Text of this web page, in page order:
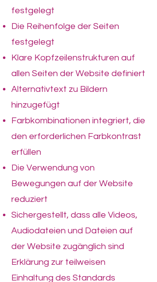
festgelegt
Die Reihenfolge der Seiten
festgelegt
Klare Kopfzeilenstrukturen auf
allen Seiten der Website definiert
Alternativtext zu Bildern
hinzugefügt
Farbkombinationen integriert, die
den erforderlichen Farbkontrast
erfüllen
Die Verwendung von
Bewegungen auf der Website
reduziert
Sichergestellt, dass alle Videos,
Audiodateien und Dateien auf
der Website zugänglich sind
Erklärung zur teilweisen
Einhaltung des Standards